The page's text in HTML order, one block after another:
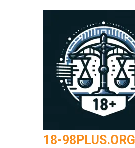
18-98PLUS.ORG